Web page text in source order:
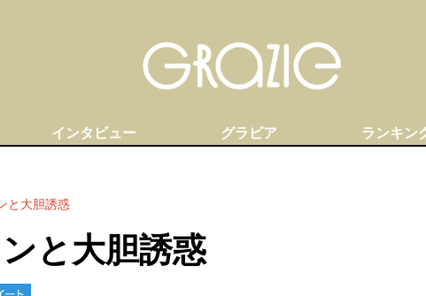
インタビュー グラビア ランキン
と大胆誘惑
と大胆誘惑